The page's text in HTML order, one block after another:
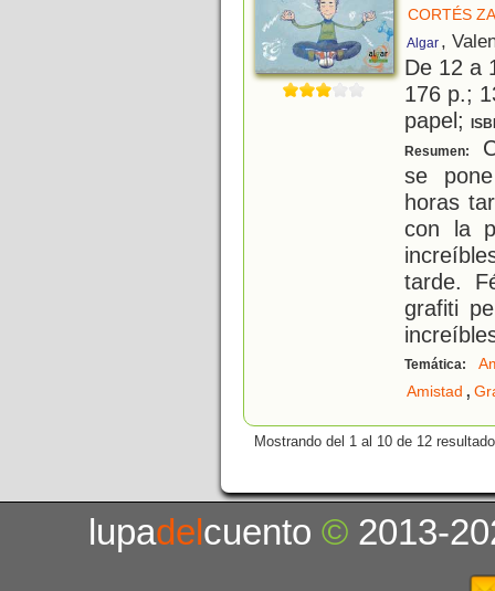
CORTÉS
Algar ,
De 12 a
176 p.;
papel;
Resumen:
se
horas
con la
tarde.
grafiti
Temática:
Amistad ,
Mostrando del 1 al 10 de 12
lupadelcuento© 2013-